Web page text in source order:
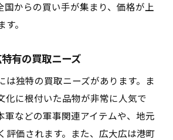
のための準備と対応
業者を選ぶ基準
例を紹介広島県呉市広大広で満員
は
広大広での成功事例
の声とその秘訣
国からの買い手が集まり、価格が上
。
有の買取ニーズ
は独特の買取ニーズがあります。ま
化に根付いた品物が非常に人気で
軍などの軍事関連アイテムや、地元
評価されます。また、広大広は港町